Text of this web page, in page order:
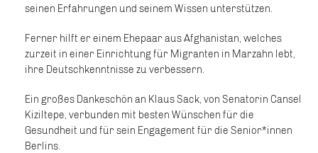
seinen Erfahrungen und seinem Wissen unterstützen.
Ferner hilft er einem Ehepaar aus Afghanistan, welches
zurzeit in einer Einrichtung für Migranten in Marzahn lebt,
ihre Deutschkenntnisse zu verbessern.
Ein großes Dankeschön an Klaus Sack, von Senatorin Cansel
Kiziltepe, verbunden mit besten Wünschen für die
Gesundheit und für sein Engagement für die Senior*innen
Berlins.